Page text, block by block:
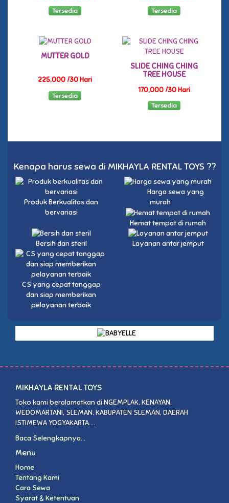
Tersedia Tersedia
MUTTER GOLD
225,000 /30 Hari
Tersedia
SLIDE CHING CHING
TREE HOUSE
170,000 /30 Hari
Tersedia
Kenapa harus sewa di MIKHAYLA RENTAL TOYS ??
Produk Berkualitas dan
bervariasi
Harga sewa yang
murah
Hemat tempat di rumah
Bersih dan steril Layanan antar jemput
CS yang cepat tanggap
dan siap memberikan
pelayanan terbaik
MIKHAYLA RENTAL TOYS
Toko kami beralamatkan di NGEMPLAK, KENAYAN,
WEDOMARTANI, SLEMAN, KABUPATEN SLEMAN, DAERAH
ISTIMEWA YOGYAKARTA....
Baca Selengkapnya...
Menu
Home
Tentang Kami
Cara Sewa
Syarat & Ketentuan